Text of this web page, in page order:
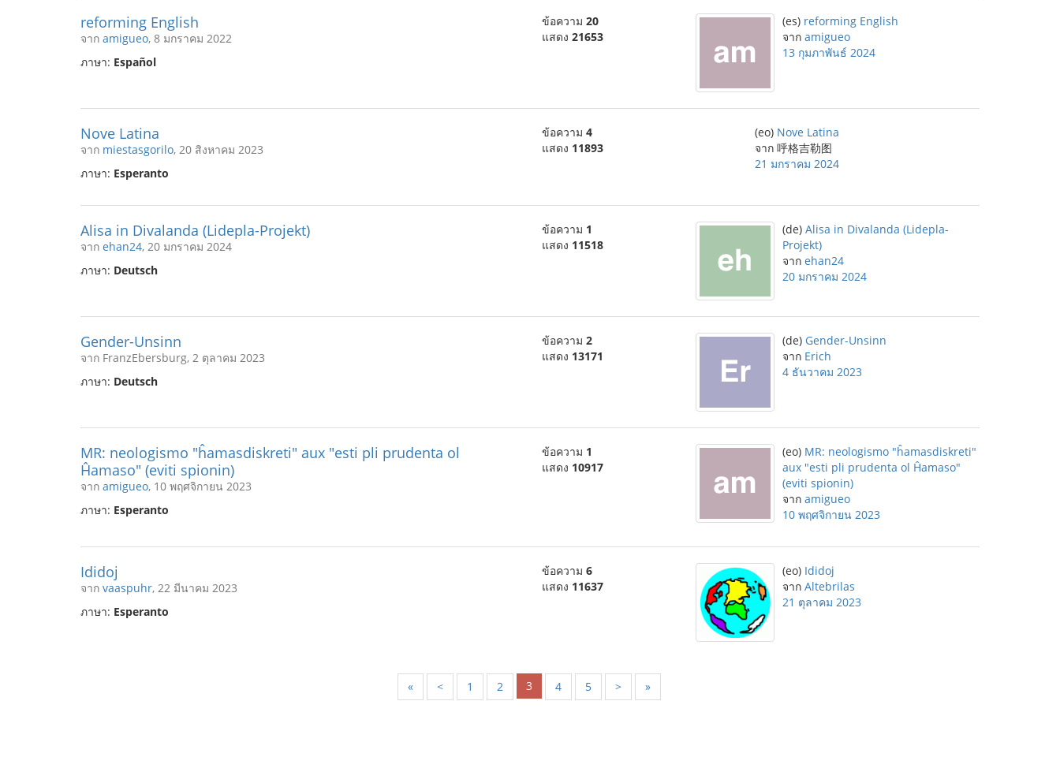
reforming English
จาก amigueo, 8 มกราคม 2022
ภาษา: Español
ข้อความ 20
แสดง 21653
(es) reforming English
จาก amigueo
13 กุมภาพันธ์ 2024
Nove Latina
จาก miestasgorilo, 20 สิงหาคม 2023
ภาษา: Esperanto
ข้อความ 4
แสดง 11893
(eo) Nove Latina
จาก 呼格吉勒图
21 มกราคม 2024
Alisa in Divalanda (Lidepla-Projekt)
จาก ehan24, 20 มกราคม 2024
ภาษา: Deutsch
ข้อความ 1
แสดง 11518
(de) Alisa in Divalanda (Lidepla-
Projekt)
จาก ehan24
20 มกราคม 2024
Gender-Unsinn
จาก FranzEbersburg, 2 ตุลาคม 2023
ภาษา: Deutsch
ข้อความ 2
แสดง 13171
(de) Gender-Unsinn
จาก Erich
4 ธันวาคม 2023
MR: neologismo "ĥamasdiskreti" aux "esti pli prudenta ol
Ĥamaso" (eviti spionin)
จาก amigueo, 10 พฤศจิกายน 2023
ภาษา: Esperanto
ข้อความ 1
แสดง 10917
(eo) MR: neologismo "ĥamasdiskreti"
aux "esti pli prudenta ol Ĥamaso"
(eviti spionin)
จาก amigueo
10 พฤศจิกายน 2023
Ididoj
จาก vaaspuhr, 22 มีนาคม 2023
ภาษา: Esperanto
ข้อความ 6
แสดง 11637
(eo) Ididoj
จาก Altebrilas
21 ตุลาคม 2023
« < 1 2 3 4 5 > »